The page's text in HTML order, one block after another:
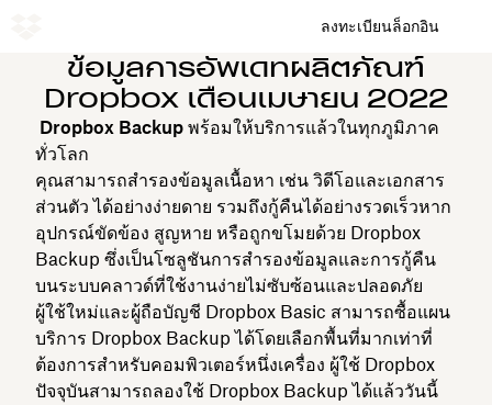
ลงทะเบียนล็อกอิน
ข้อมูลการอัพเดทผลิตภัณฑ์
Dropbox เดือนเมษายน 2022
Dropbox Backup พร้อมให้บริการแล้วในทุกภูมิภาค
ทั่วโลก
คุณสามารถสำรองข้อมูลเนื้อหา เช่น วิดีโอและเอกสาร
ส่วนตัว ได้อย่างง่ายดาย รวมถึงกู้คืนได้อย่างรวดเร็วหาก
อุปกรณ์ขัดข้อง สูญหาย หรือถูกขโมยด้วย Dropbox
Backup ซึ่งเป็นโซลูชันการสำรองข้อมูลและการกู้คืน
บนระบบคลาวด์ที่ใช้งานง่ายไม่ซับซ้อนและปลอดภัย
ผู้ใช้ใหม่และผู้ถือบัญชี Dropbox Basic สามารถซื้อแผน
บริการ Dropbox Backup ได้โดยเลือกพื้นที่มากเท่าที่
ต้องการสำหรับคอมพิวเตอร์หนึ่งเครื่อง ผู้ใช้ Dropbox
ปัจจุบันสามารถลองใช้ Dropbox Backup ได้แล้ววันนี้